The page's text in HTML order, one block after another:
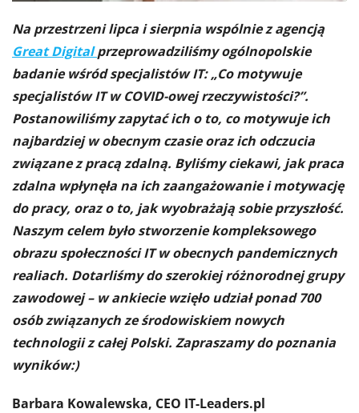
Na przestrzeni lipca i sierpnia wspólnie z agencją
Great Digitalprzeprowadziliśmy ogólnopolskie
badanie wśród specjalistów IT: „Co motywuje
specjalistów IT w COVID-owej rzeczywistości?”.
Postanowiliśmy zapytać ich o to, co motywuje ich
najbardziej w obecnym czasie oraz ich odczucia
związane z pracą zdalną. Byliśmy ciekawi, jak praca
zdalna wpłynęła na ich zaangażowanie i motywację
do pracy, oraz o to, jak wyobrażają sobie przyszłość.
Naszym celem było stworzenie kompleksowego
obrazu społeczności IT w obecnych pandemicznych
realiach. Dotarliśmy do szerokiej różnorodnej grupy
zawodowej – w ankiecie wzięło udział ponad 700
osób związanych ze środowiskiem nowych
technologii z całej Polski. Zapraszamy do poznania
wyników:)
Barbara Kowalewska, CEO IT-Leaders.pl